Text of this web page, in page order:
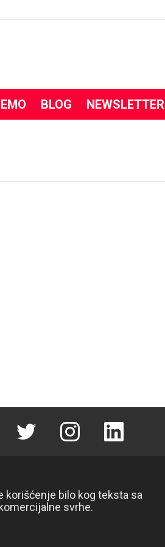
BLOG NEWSLETTER
Twitter instagram linkedin
korišćenje bilo kog teksta sa
svrhe.